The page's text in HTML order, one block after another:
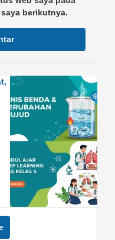
berikutnya.